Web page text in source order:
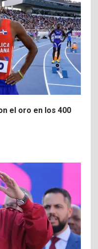
el oro en los 400